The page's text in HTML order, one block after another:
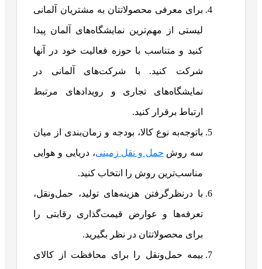
برای معرفی محصولاتتان به مشتریان آلمانی
لیستی از مهم‌ترین نمایشگاه‌های آلمان پیدا
کنید و متناسب با حوزه فعالیت خود در آنها
شرکت کنید. با شرکت‌های آلمانی در
نمایشگاه‌های تجاری و رویدادهای مرتبط
ارتباط برقرار کنید.
باتوجه‌به نوع کالا، بودجه و زمان‌بندی از میان
سه روش حمل و نقل زمینی، دریایی و هوایی
مناسب‌ترین روش را انتخاب کنید.
با درنظرگرفتن هزینه‌های تولید، حمل‌ونقل،
تعرفه‌ها و عوارض قیمت‌گذاری رقابتی را
برای محصولاتتان در نظر بگیرید.
بیمه حمل‌ونقل را برای محافظت از کالای